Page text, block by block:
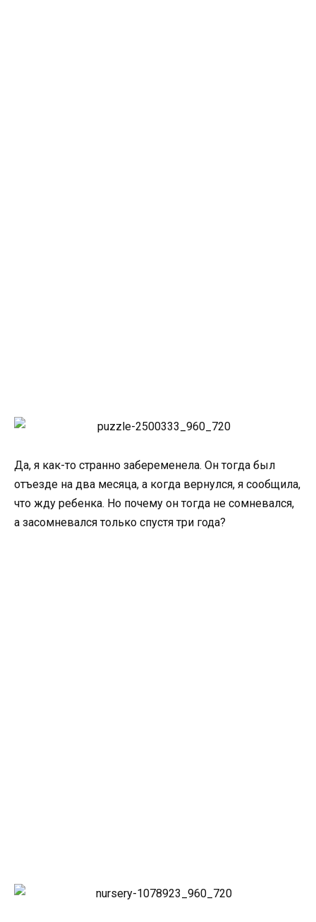
Да, я как-то странно забеременела. Он тогда был
отъезде на два месяца, а когда вернулся, я сообщила,
что жду ребенка. Но почему он тогда не сомневался,
а засомневался только спустя три года?